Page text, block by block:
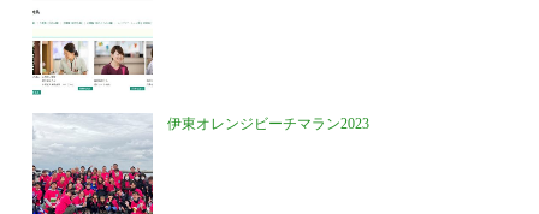
伊東オレンジビーチマラン2023